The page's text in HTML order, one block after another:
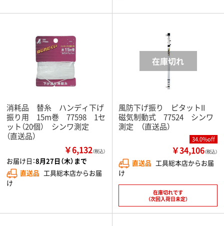
消耗品 替糸 ハンディ下げ
振り用 15m巻 77598 1セ
ット（20個） シンワ測定
（直送品）
￥6,132（税込）
お届け日：8月27日（木）まで
直送品 工具総本店からお届
け
風防下げ振り ピタットII
磁気制動式 77524 シンワ
測定 （直送品）
34.0%off
￥34,106（税込）
直送品 工具総本店からお届
け
在庫切れです
（次回入荷日未定）